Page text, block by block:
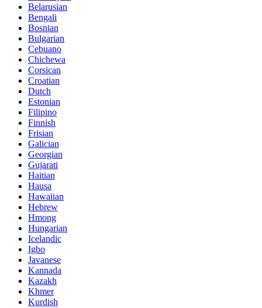
Belarusian
Bengali
Bosnian
Bulgarian
Cebuano
Chichewa
Corsican
Croatian
Dutch
Estonian
Filipino
Finnish
Frisian
Galician
Georgian
Gujarati
Haitian
Hausa
Hawaiian
Hebrew
Hmong
Hungarian
Icelandic
Igbo
Javanese
Kannada
Kazakh
Khmer
Kurdish